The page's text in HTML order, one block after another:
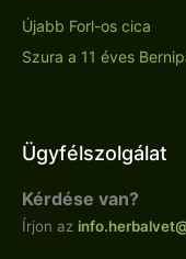
Újabb Forl-os cica
Szura a 11 éves
Ügyfélszolgálat
Kérdése van?
Írjon az info.herbalvet